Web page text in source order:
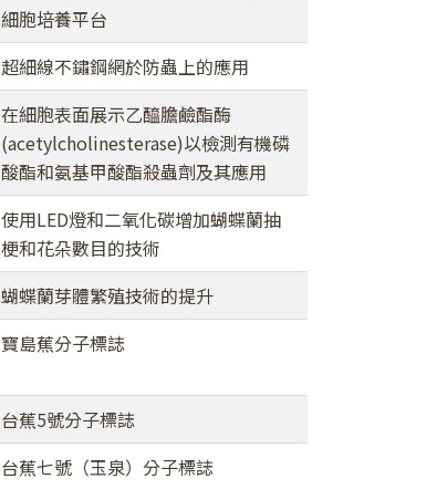
細胞培養平台
超細線不鏽鋼網於防蟲上的應用
在細胞表面展示乙醯膽鹼酯酶
(acetylcholinesterase)以檢測有機磷
酸酯和氨基甲酸酯殺蟲劑及其應用
使用LED燈和二氧化碳增加蝴蝶蘭抽
梗和花朵數目的技術
蝴蝶蘭芽體繁殖技術的提升
寶島蕉分子標誌
台蕉5號分子標誌
台蕉七號（玉泉）分子標誌